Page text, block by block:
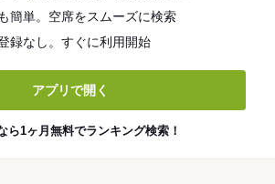
簡単。空席をスムーズに検索
録なし。すぐに利用開始
アプリで開く
ら1ヶ月無料でランキング検索！